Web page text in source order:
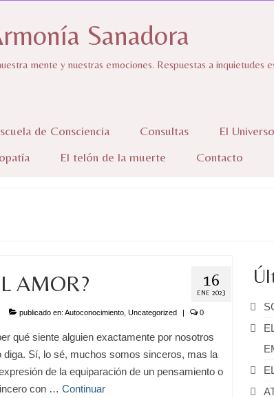
Sanadora
mente y nuestras emociones. Respuestas a inquietudes
de Consciencia Consultas El
El telón de la muerte Contacto
16
ENE 2023
AMOR?
publicado en: Autoconocimiento, Uncategorized | 0
qué siente alguien exactamente por nosotros
diga. Sí, lo sé, muchos somos sinceros, mas la
de la equiparación de un pensamiento o
con … Continuar